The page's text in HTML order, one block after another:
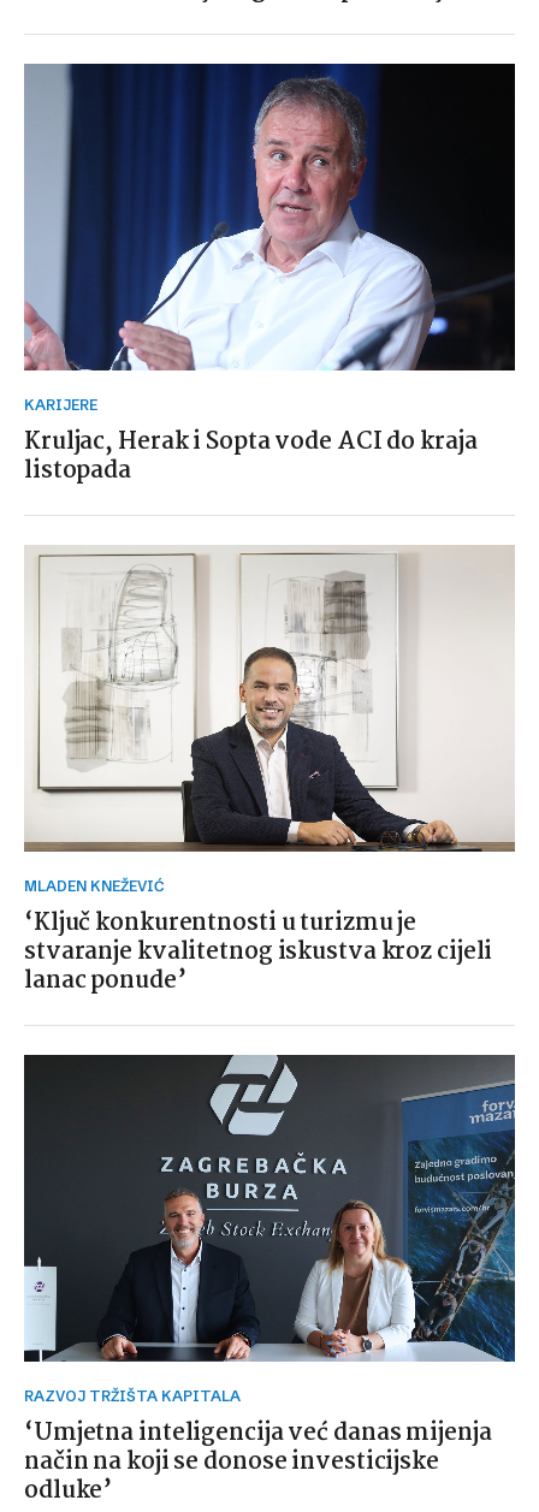
KARIJERE
Kruljac, Herak i Sopta vode ACI do kraja
listopada
MLADEN KNEŽEVIĆ
‘Ključ konkurentnosti u turizmu je
stvaranje kvalitetnog iskustva kroz cijeli
lanac ponude’
RAZVOJ TRŽIŠTA KAPITALA
‘Umjetna inteligencija već danas mijenja
način na koji se donose investicijske
odluke’